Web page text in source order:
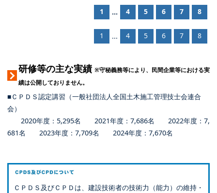
1 ... 4 5 6 7 8
1 ... 4 5 6 7 8
研修等の主な実績 ※守秘義務等により、民間企業等における実
績は公開しておりません。
■ＣＰＤＳ認定講習（一般社団法人全国土木施工管理技士会連合
会）
2020年度：5,295名 2021年度：7,686名 2022年度：7,
681名 2023年度：7,709名 2024年度：7,670名
ＣＰＤＳ及びＣＰＤは、建設技術者の技術力（能力）の維持・